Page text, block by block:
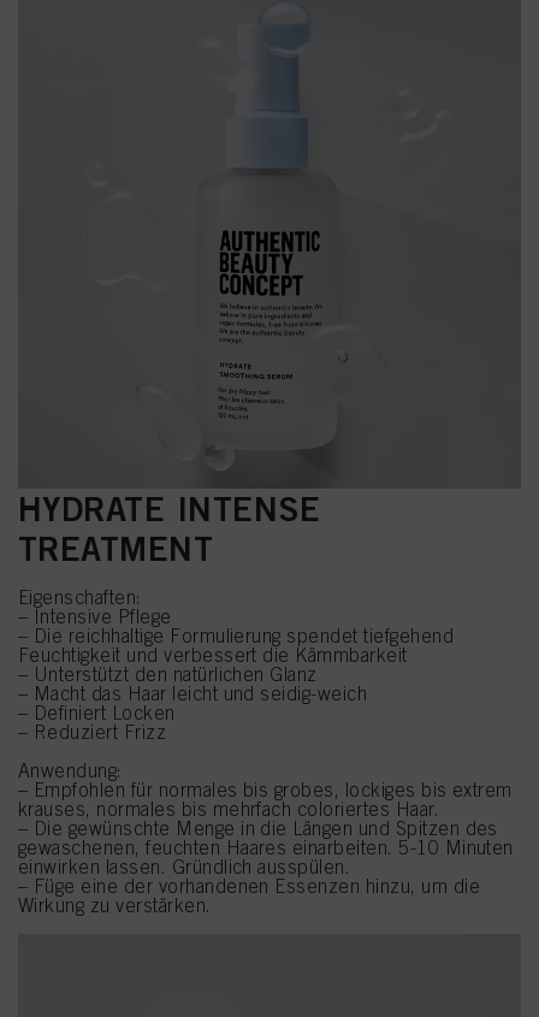
HYDRATE INTENSE
TREATMENT
Eigenschaften:
– Intensive Pflege
– Die reichhaltige Formulierung spendet tiefgehend
Feuchtigkeit und verbessert die Kämmbarkeit
– Unterstützt den natürlichen Glanz
– Macht das Haar leicht und seidig-weich
– Definiert Locken
– Reduziert Frizz
Anwendung:
– Empfohlen für normales bis grobes, lockiges bis extrem
krauses, normales bis mehrfach coloriertes Haar.
– Die gewünschte Menge in die Längen und Spitzen des
gewaschenen, feuchten Haares einarbeiten. 5-10 Minuten
einwirken lassen. Gründlich ausspülen.
– Füge eine der vorhandenen Essenzen hinzu, um die
Wirkung zu verstärken.